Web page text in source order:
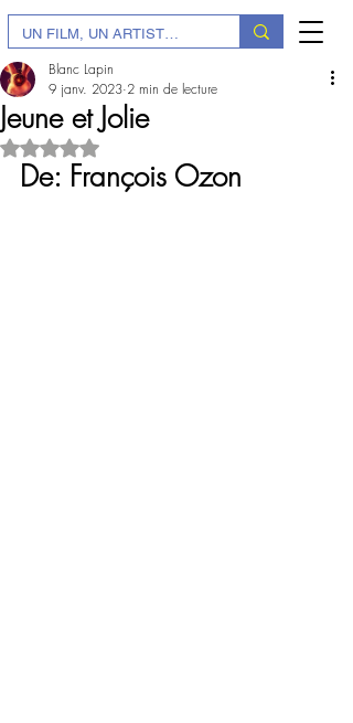
Jeune et Jolie
Blanc Lapin
9 janv. 2023 2 min de lecture
Noté NaN étoiles sur 5.
De: François Ozon